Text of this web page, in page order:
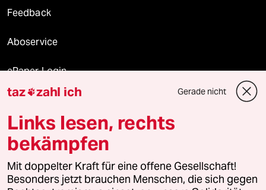
Feedback
Aboservice
ePaper Login
Downloads für Abonnierende
© 2026 taz Verlags und Vertriebs GmbH
Alle Rechte vorbehalten. Bei rechtlichen Fragen oder für Genehmigungen
wenden Sie sich bitte an
lizenzen@taz.de
taz zahl ich Gerade nicht
Links lesen, rechts
bekämpfen
Mit doppelter Kraft für eine offene Gesellschaft!
Besonders jetzt brauchen Menschen, die sich gegen